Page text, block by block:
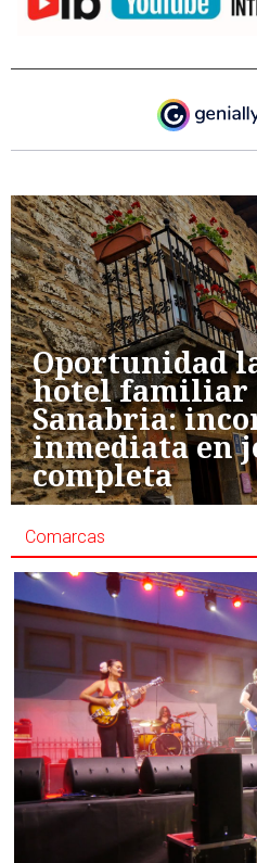
Oportunidad
hotel familiar
Sanabria:
inmediata en
completa
Comarcas